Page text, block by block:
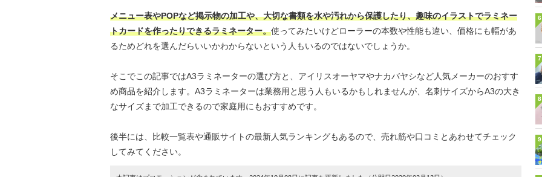
メニュー表やPOPなど掲示物の加工や、大切な書類を水や汚れから保護したり、趣味のイラストでラミネー
トカードを作ったりできるラミネーター。使ってみたいけどローラーの本数や性能も違い、価格にも幅があ
るためどれを選んだらいいかわからないという人もいるのではないでしょうか。
そこでこの記事ではA3ラミネーターの選び方と、アイリスオーヤマやナカバヤシなど人気メーカーのおすす
め商品を紹介します。A3ラミネーターは業務用と思う人もいるかもしれませんが、名刺サイズからA3の大き
なサイズまで加工できるので家庭用にもおすすめです。
後半には、比較一覧表や通販サイトの最新人気ランキングもあるので、売れ筋や口コミとあわせてチェック
してみてください。
6
7
8
9